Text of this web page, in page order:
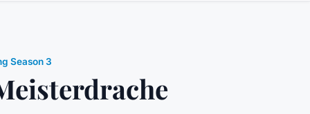
Season 3